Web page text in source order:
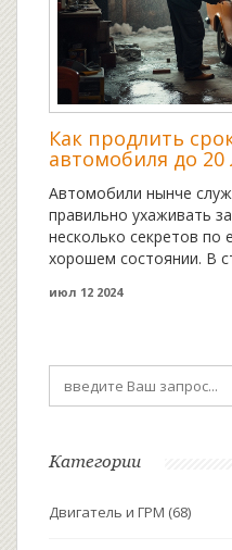
Как продлить
автомобиля до 20
Автомобили нынче
правильно ухаживать
несколько секретов по
хорошем состоянии. В
автомобиля, а также
владельцам
дольше. Читателям
рекомендации по
значительно увеличить
транспортного средства.
июл 12 2024
Категории
Двигатель и ГРМ (68)